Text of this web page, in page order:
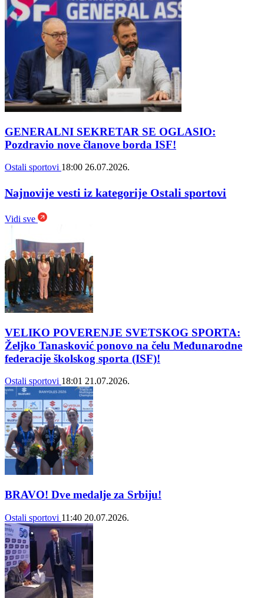
GENERALNI SEKRETAR SE OGLASIO:
Pozdravio nove članove borda ISF!
Ostali sportovi 18:00 26.07.2026.
Najnovije vesti iz kategorije Ostali sportovi
Vidi sve
VELIKO POVERENJE SVETSKOG SPORTA:
Željko Tanasković ponovo na čelu Međunarodne
federacije školskog sporta (ISF)!
Ostali sportovi 18:01 21.07.2026.
BRAVO! Dve medalje za Srbiju!
Ostali sportovi 11:40 20.07.2026.